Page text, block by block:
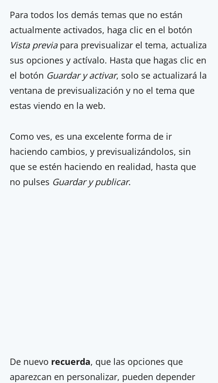
Para todos los demás temas que no están
actualmente activados, haga clic en el botón
Vista previapara previsualizar el tema, actualiza
sus opciones y actívalo. Hasta que hagas clic en
el botón Guardar y activar, solo se actualizará la
ventana de previsualización y no el tema que
estas viendo en la web.
Como ves, es una excelente forma de ir
haciendo cambios, y previsualizándolos, sin
que se estén haciendo en realidad, hasta que
no pulses Guardar y publicar.
De nuevo recuerda, que las opciones que
aparezcan en personalizar, pueden depender